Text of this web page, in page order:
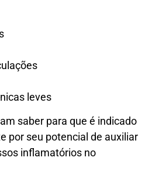
leves
saber para que é indicado
por seu potencial de auxiliar
inflamatórios no